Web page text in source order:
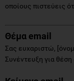
οποίους πιστεύεις
Θέμα email
Σας ευχαριστώ,
Συνέντευξη για